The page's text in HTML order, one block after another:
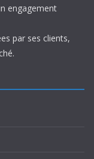
engagement
par ses clients,